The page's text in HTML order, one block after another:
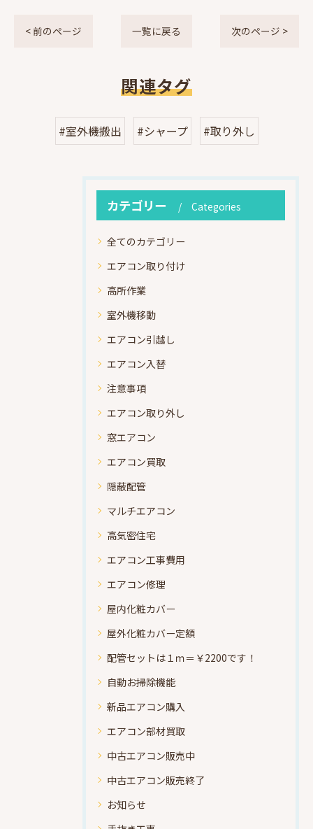
< 前のページ 一覧に戻る 次のページ >
関連タグ
#室外機搬出 #シャープ #取り外し
カテゴリー Categories
全てのカテゴリー
エアコン取り付け
高所作業
室外機移動
エアコン引越し
エアコン入替
注意事項
エアコン取り外し
窓エアコン
エアコン買取
隠蔽配管
マルチエアコン
高気密住宅
エアコン工事費用
エアコン修理
屋内化粧カバー
屋外化粧カバー定額
配管セットは１ｍ＝￥2200です！
自動お掃除機能
新品エアコン購入
エアコン部材買取
中古エアコン販売中
中古エアコン販売終了
お知らせ